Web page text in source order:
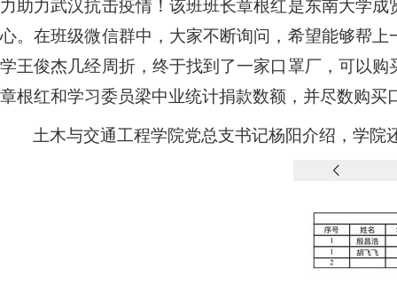
力助力武汉抗击疫情！该班班长章根红是东南大学
心。在班级微信群中，大家不断询问，希望能够帮
学王俊杰几经周折，终于找到了一家口罩厂，可以
章根红和学习委员梁中业统计捐款数额，并尽数购
土木与交通工程学院党总支书记杨阳介绍，学